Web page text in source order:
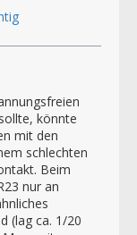
könnte
mit den
schlechten
Beim
nur an
(lag ca. 1/20